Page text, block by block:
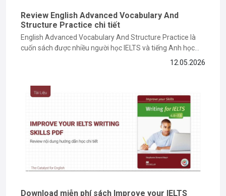
Review English Advanced Vocabulary And
Structure Practice chi tiết
English Advanced Vocabulary And Structure Practice là
cuốn sách được nhiều người học IELTS và tiếng Anh học
thuật lựa chọn để nâng cao vốn từ vựng cũng như cấu trúc
12.05.2026
Download miễn phí sách Improve your IELTS